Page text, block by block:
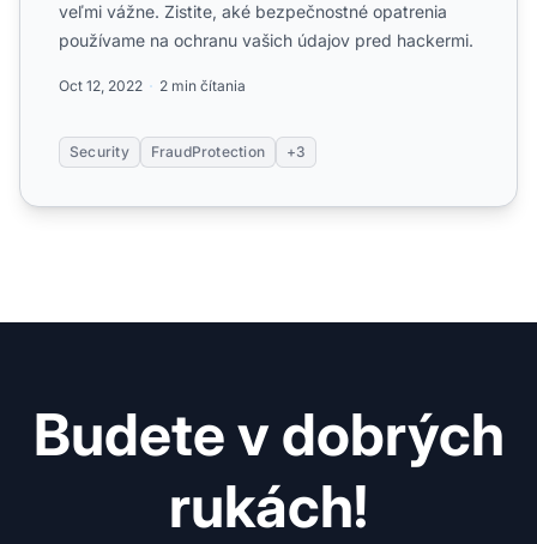
veľmi vážne. Zistite, aké bezpečnostné opatrenia
používame na ochranu vašich údajov pred hackermi.
Oct 12, 2022 2 min čítania
Security FraudProtection +3
Budete v dobrých
rukách!